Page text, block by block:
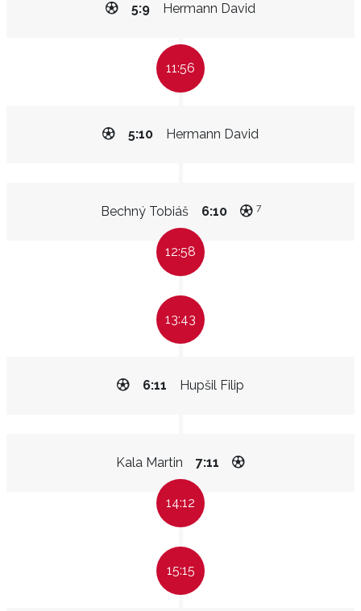
Hermann David
5:9
11:56
Hermann David
5:10
Bechný Tobiáš 6:10 7
12:58
13:43
Hupšil Filip
6:11
Kala Martin 7:11
14:12
15:15